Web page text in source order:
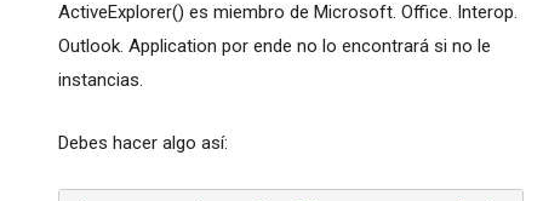
ActiveExplorer() es miembro de Microsoft. Office. Interop.
Outlook. Application por ende no lo encontrará si no le
instancias.
Debes hacer algo así: